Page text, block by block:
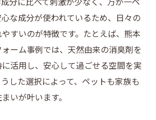
な成分が使われているため、日々の
すいのが特徴です。たとえば、熊本
ーム事例では、天然由来の消臭剤を
活用し、安心して過ごせる空間を実
した選択によって、ペットも家族も
いが叶います。